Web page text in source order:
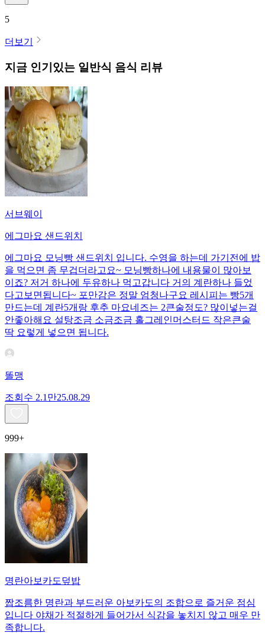
5
더보기
지금 인기있는 일반식 음식 리뷰
서브웨이
에그마요 샌드위치
에그마요 모닝빵 샌드위치 입니다. 수영을 하는데 가기전에 밥
을 먹으면 좀 무겁더라고요~ 모닝빵하나에 내용물이 많아보
이죠? 저거 하나에 두유하나 먹고갑니다 거의 계란하나 들었
다고보면됩니다~ 포만감은 정말 엄청나구요 레시피는 빵5개
만드는데 계란5개랑 후추 마요네즈는 2큰술정도? 많이넣는걸
안좋아해요 설탕조금 소금조금 홀그레인머스터드 작은큰술
딱 요렇게 넣으면 됩니다.
똘맹
조회수 2.1만25.08.29
999+
명란아보카도덮밥
짭조름한 명란과 부드러운 아보카도의 조합으로 즐거운 점심
입니다 야채가 적절하게 들어가서 식감을 놓치지 않고 매우 만
족합니다.